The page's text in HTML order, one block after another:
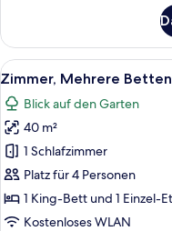
2 Schlafzimmer
(Playground
View)
Alle
Fotos
für
Zimmer,
Mehrere
Betten
(Kids
Theme,
14
Zimmer, Mehrere
Blick auf den Garten
40 m²
1 Schlafzimmer
Platz für 4 Personen
1 King-Bett und 1 Einzel-
Kostenloses WLAN